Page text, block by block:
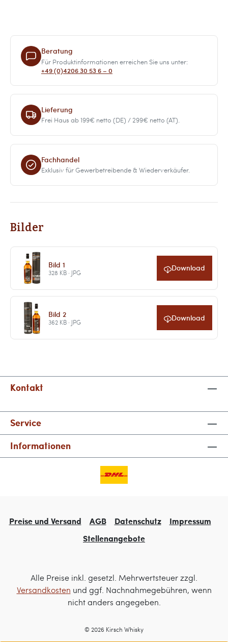
Beratung
Für Produktinformationen erreichen Sie uns unter:
+49 (0)4206 30 53 6 – 0
Lieferung
Frei Haus ab 199€ netto (DE) / 299€ netto (AT).
Fachhandel
Exklusiv für Gewerbetreibende & Wiederverkäufer.
Bilder
Bild 1
328 KB · JPG Download
Bild 2
362 KB · JPG Download
Kontakt
Service
Informationen
Preise und Versand AGB Datenschutz
Impressum
Stellenangebote
Alle Preise inkl. gesetzl. Mehrwertsteuer zzgl.
Versandkosten und ggf. Nachnahmegebühren, wenn
nicht anders angegeben.
© 2026 Kirsch Whisky